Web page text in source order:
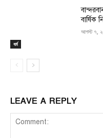
ধর্ম
বার্ষিক
আগস্ট ৭,
LEAVE A REPLY